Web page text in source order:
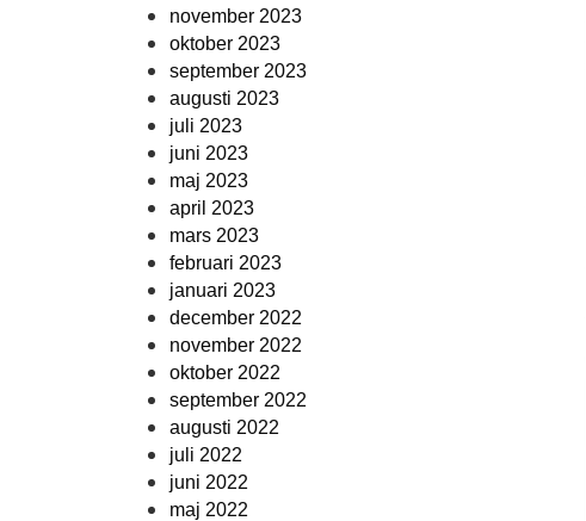
november 2023
oktober 2023
september 2023
augusti 2023
juli 2023
juni 2023
maj 2023
april 2023
mars 2023
februari 2023
januari 2023
december 2022
november 2022
oktober 2022
september 2022
augusti 2022
juli 2022
juni 2022
maj 2022